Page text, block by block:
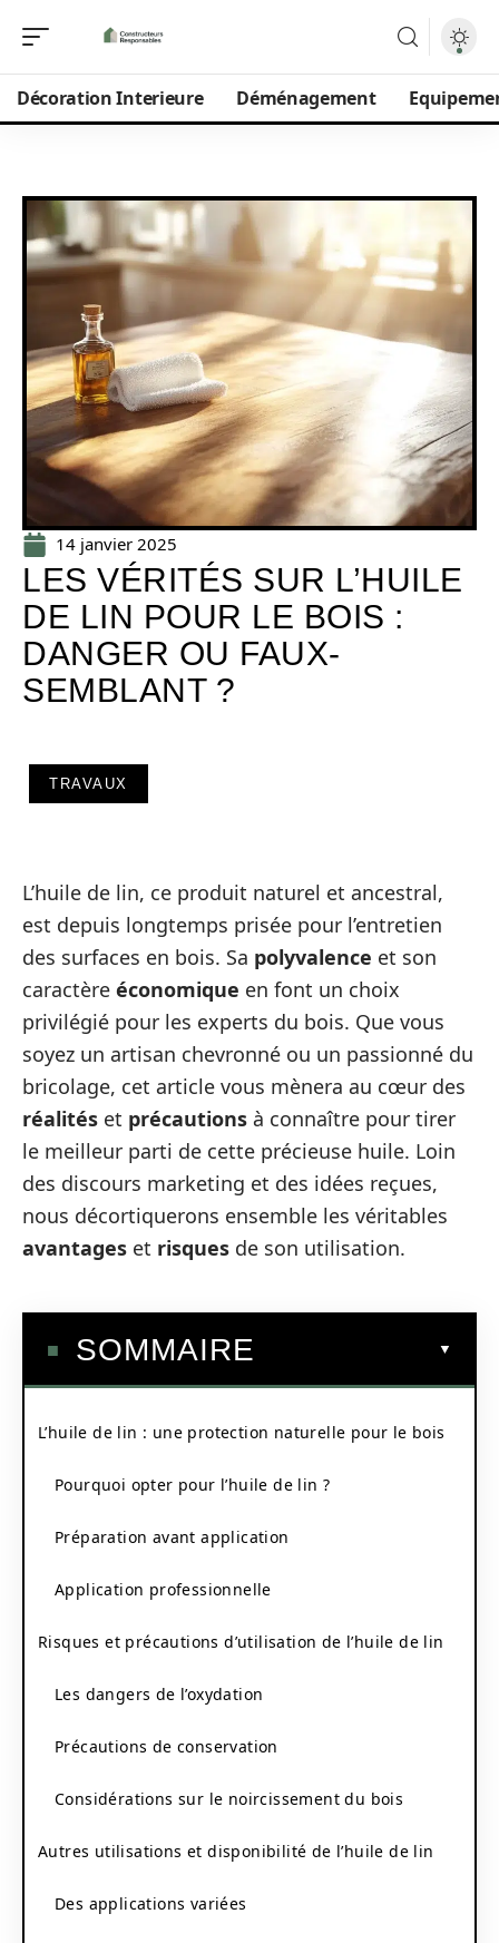
Décoration Interieure Déménagement
14 janvier 2025
LES VÉRITÉS SUR L’HUILE
DE LIN POUR LE BOIS :
DANGER OU FAUX-
SEMBLANT ?
TRAVAUX
L’huile de lin, ce produit naturel et ancestral,
est depuis longtemps prisée pour l’entretien
des surfaces en bois. Sa polyvalence et son
caractère économique en font un choix
privilégié pour les experts du bois. Que vous
soyez un artisan chevronné ou un passionné du
bricolage, cet article vous mènera au cœur des
réalités et précautions à connaître pour tirer
le meilleur parti de cette précieuse huile. Loin
des discours marketing et des idées reçues,
nous décortiquerons ensemble les véritables
avantages et risques de son utilisation.
SOMMAIRE
L’huile de lin : une protection naturelle pour le bois
Pourquoi opter pour l’huile de lin ?
Préparation avant application
Application professionnelle
Risques et précautions d’utilisation de l’huile de lin
Les dangers de l’oxydation
Précautions de conservation
Considérations sur le noircissement du bois
Autres utilisations et disponibilité de l’huile de lin
Des applications variées